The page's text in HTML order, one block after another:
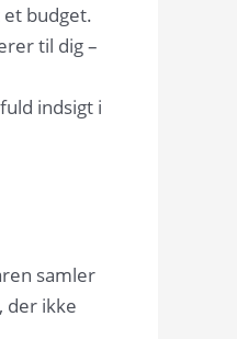
budget.
til dig –
indsigt i
samler
der ikke